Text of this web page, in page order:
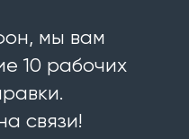
мы вам
10 рабочих
связи!